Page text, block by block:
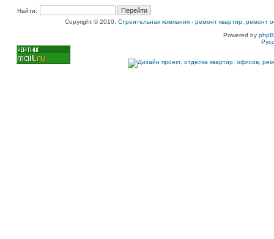
Найти:
Copyright © 2010, Строительная компания - ремонт квартир, ремонт
Powered by